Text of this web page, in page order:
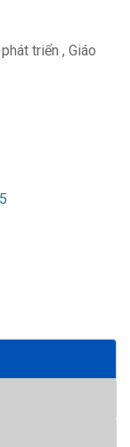
triển , Giáo